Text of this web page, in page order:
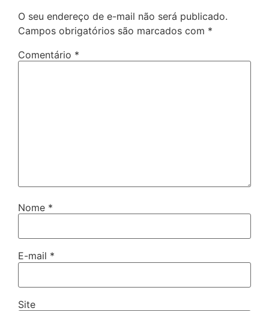
O seu endereço de e-mail não será publicado.
Campos obrigatórios são marcados com *
Comentário *
Nome *
E-mail *
Site